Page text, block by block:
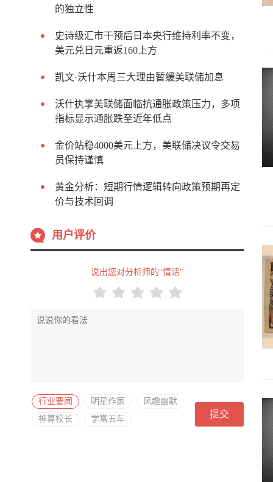
的独立性
史诗级汇市干预后日本央行维持利率不变，
美元兑日元重返160上方
凯文·沃什本周三大理由暂缓美联储加息
沃什执掌美联储面临抗通胀政策压力，多项
指标显示通胀跌至近年低点
金价站稳4000美元上方，美联储决议令交易
员保持谨慎
黄金分析：短期行情逻辑转向政策预期再定
价与技术回调
用户评价
说出您对分析师的"情话"
行业要闻 明星作家
风趣幽默
神算校长
学富五车 提交